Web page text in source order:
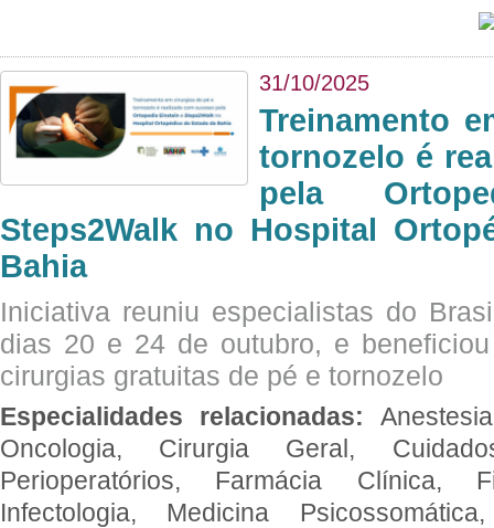
31/10/2025
Treinamento
tornozelo é
pela
Steps2Walk no Hospital
Bahia
Iniciativa reuniu especialistas do
dias 20 e 24 de outubro, e
cirurgias gratuitas de pé e tornozelo
Especialidades relacionadas:
Oncologia, Cirurgia Geral,
Perioperatórios, Farmácia Clínica,
Infectologia, Medicina